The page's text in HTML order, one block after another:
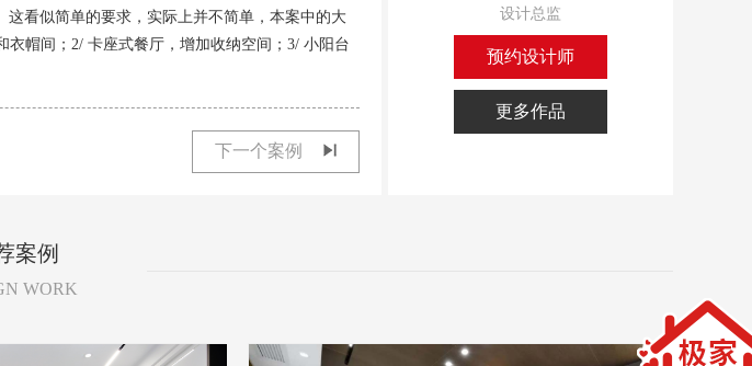
客厅
看似简单的要求，实际上并不简单，本案中的大
帽间；2/ 卡座式餐厅，增加收纳空间；3/ 小阳台
下一个案例
设计总监
预约设计师
更多作品
案例
WORK